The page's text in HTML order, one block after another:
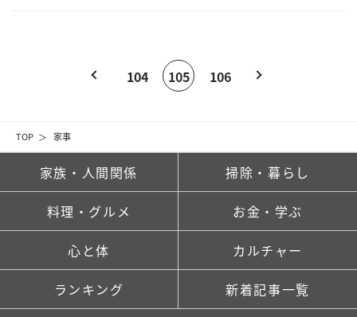
TOP 家事
104 105 106
家族・人間関係 掃除・暮らし
料理・グルメ お金・学ぶ
心と体 カルチャー
ランキング 新着記事一覧